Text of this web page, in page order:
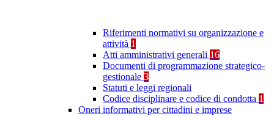
Riferimenti normativi su organizzazione e
attività 1
Atti amministrativi generali 16
Documenti di programmazione strategico-
gestionale 3
Statuti e leggi regionali
Codice disciplinare e codice di condotta 1
Oneri informativi per cittadini e imprese